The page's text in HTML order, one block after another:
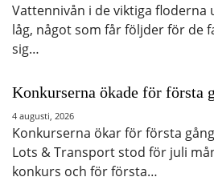
Vattennivån i de viktiga floderna
låg, något som får följder för de
sig…
Konkurserna ökade för första
4 augusti, 2026
Konkurserna ökar för första
Lots & Transport stod för juli
konkurs och för första…